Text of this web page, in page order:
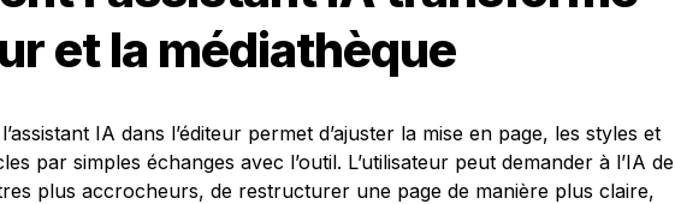
et la médiathèque
IA dans l’éditeur permet d’ajuster la mise en page, les styles et
par simples échanges avec l’outil. L’utilisateur peut demander à l’IA de
plus accrocheurs, de restructurer une page de manière plus claire,